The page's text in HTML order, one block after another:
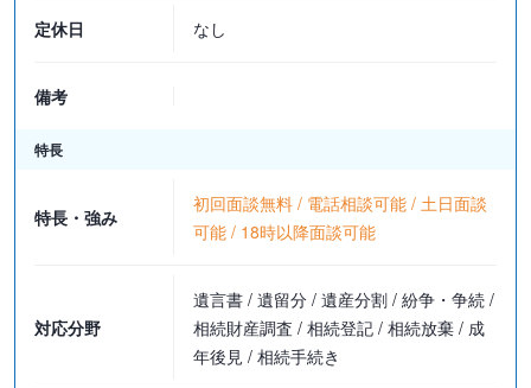
■相続放棄の申述
・被相続人が亡くなってから3か月経過前：2万2,000円～
・被相続人が亡くなってから3か月経過後：6万6,000円～
※ただし、放棄の有効性を争われた場合は、その他の金銭請求事件
限定承認の申述：11万円～
定休日 なし
備考
特長
特長・強み
初回面談無料 / 電話相談可能 / 土日面談
可能 / 18時以降面談可能
対応分野
遺言書 / 遺留分 / 遺産分割 / 紛争・争続 /
相続財産調査 / 相続登記 / 相続放棄 / 成
年後見 / 相続手続き